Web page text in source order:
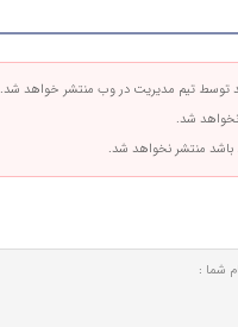
توسط تیم مدیریت در وب منتشر خواهد شد.
شد.
باشد منتشر نخواهد شد.